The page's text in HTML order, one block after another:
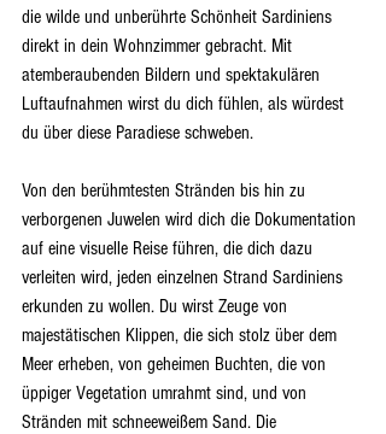
die wilde und unberührte Schönheit Sardiniens
direkt in dein Wohnzimmer gebracht. Mit
atemberaubenden Bildern und spektakulären
Luftaufnahmen wirst du dich fühlen, als würdest
du über diese Paradiese schweben.
Von den berühmtesten Stränden bis hin zu
verborgenen Juwelen wird dich die Dokumentation
auf eine visuelle Reise führen, die dich dazu
verleiten wird, jeden einzelnen Strand Sardiniens
erkunden zu wollen. Du wirst Zeuge von
majestätischen Klippen, die sich stolz über dem
Meer erheben, von geheimen Buchten, die von
üppiger Vegetation umrahmt sind, und von
Stränden mit schneeweißem Sand. Die